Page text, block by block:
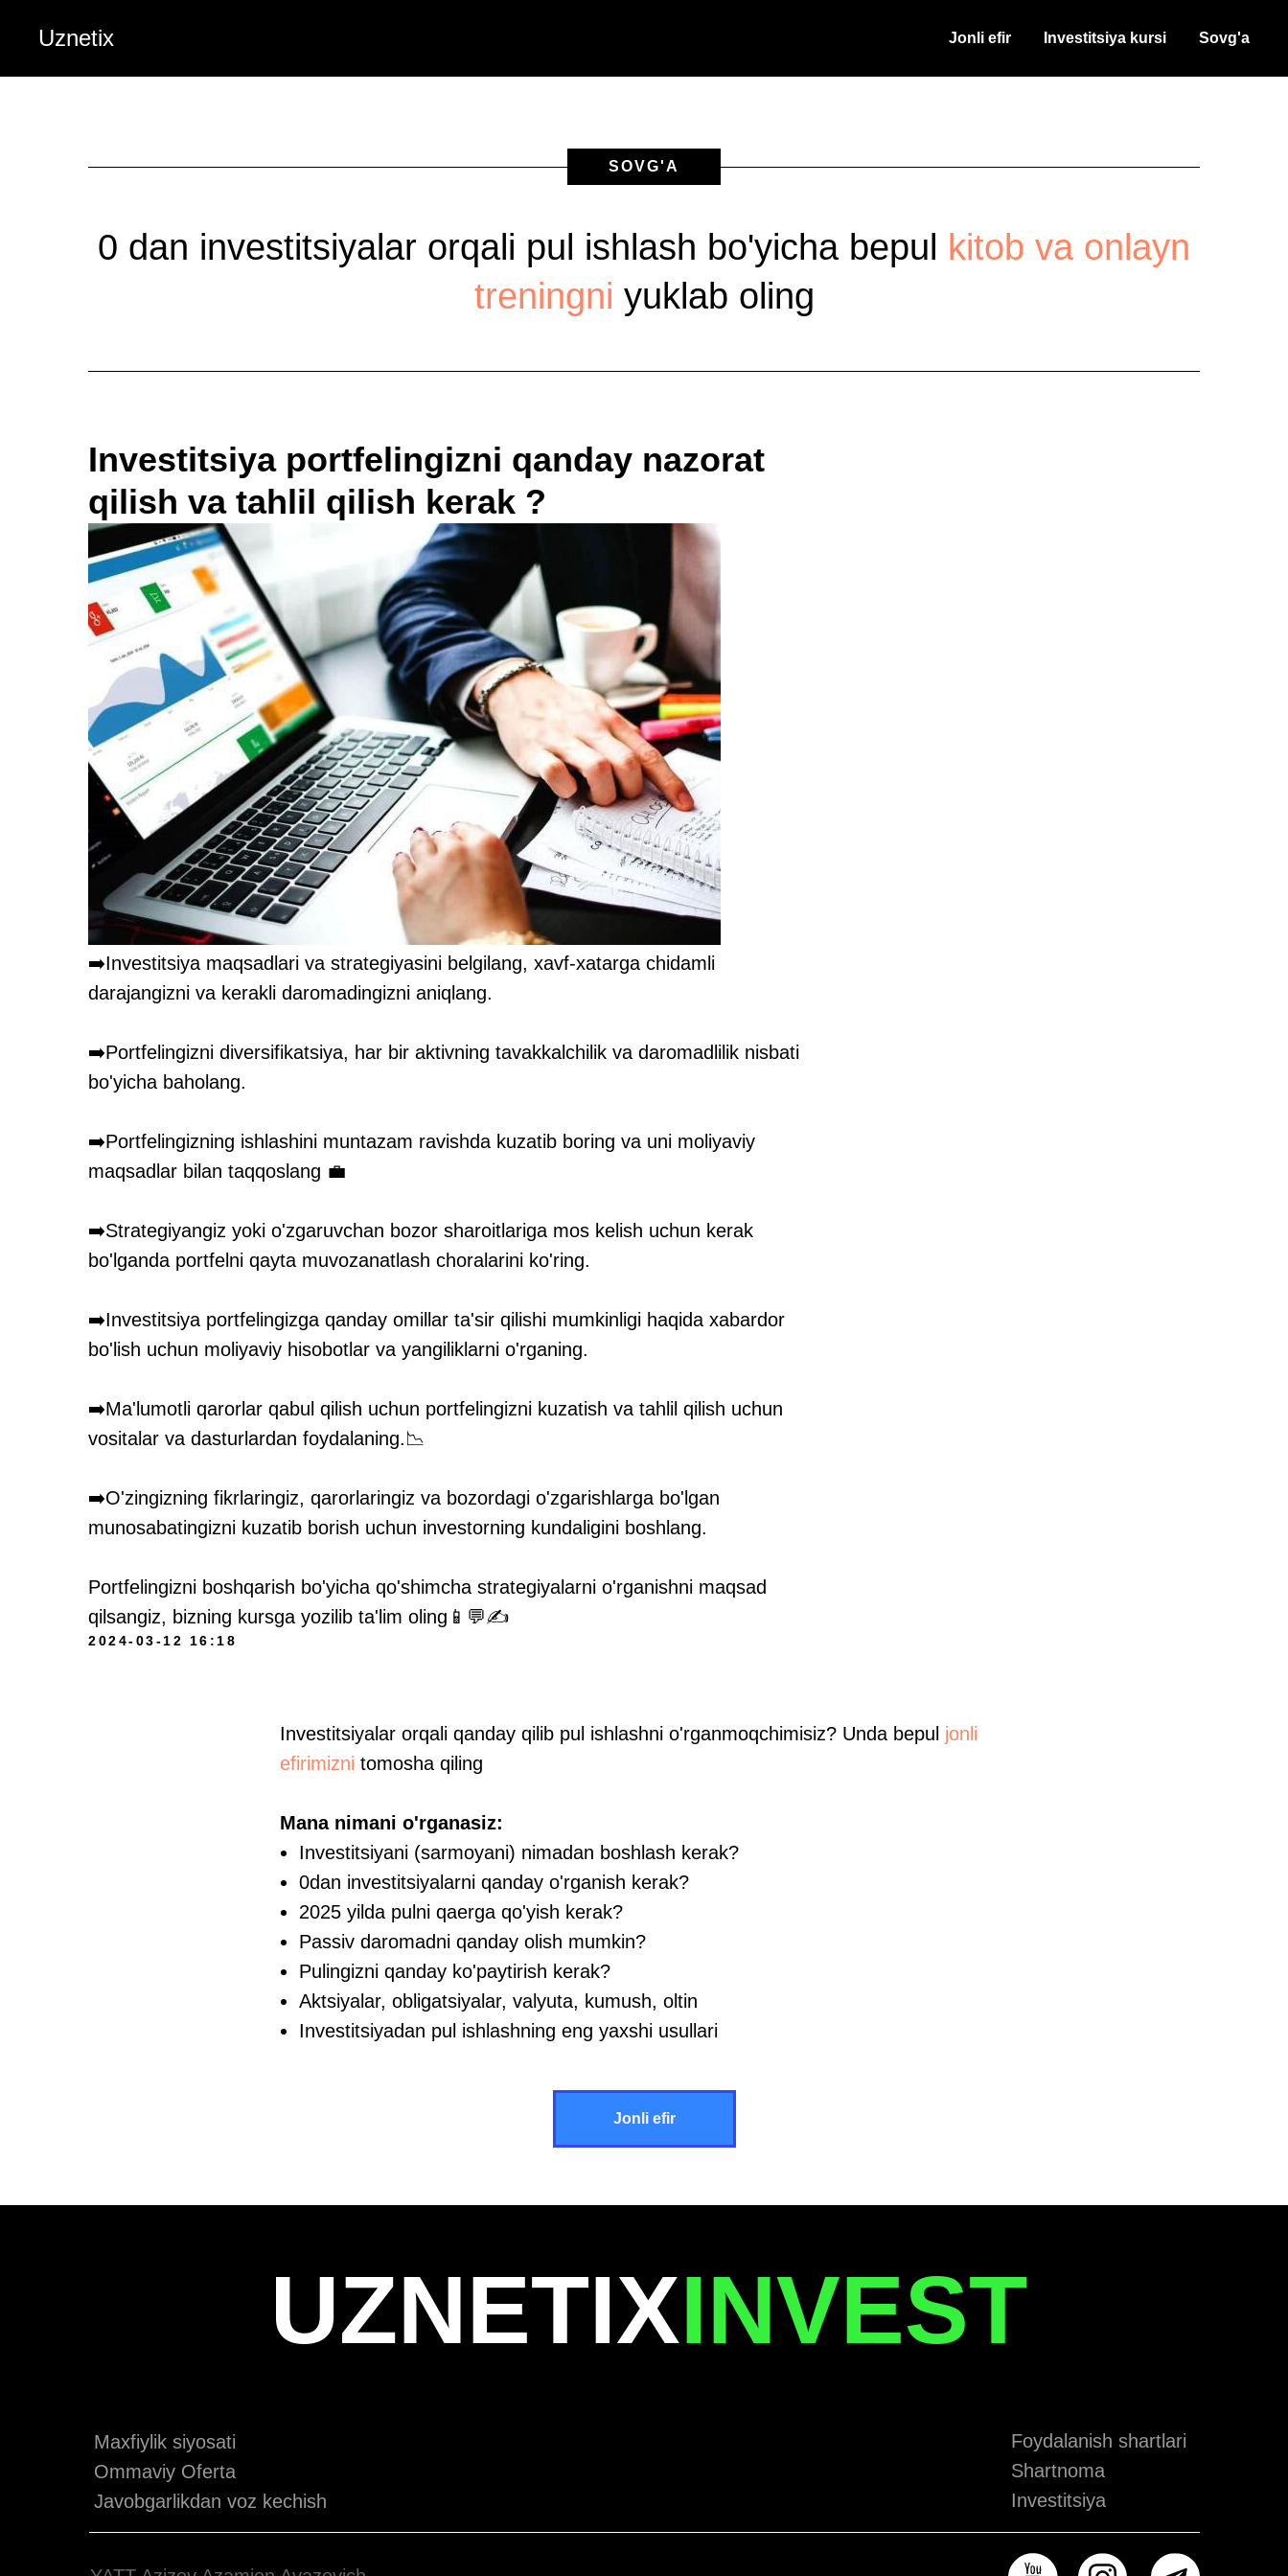
Uznetix Jonli efir Investitsiya kursi Sovg'a
SOVG'A
0 dan investitsiyalar orqali pul ishlash bo'yicha bepul
kitob va onlayn
treningni yuklab oling
Investitsiya portfelingizni qanday nazorat
qilish va tahlil qilish kerak ?
➡️Investitsiya maqsadlari va strategiyasini belgilang, xavf-xatarga chidamli
darajangizni va kerakli daromadingizni aniqlang.
➡️Portfelingizni diversifikatsiya, har bir aktivning tavakkalchilik va daromadlilik nisbati
bo'yicha baholang.
➡️Portfelingizning ishlashini muntazam ravishda kuzatib boring va uni moliyaviy
maqsadlar bilan taqqoslang 💼
➡️Strategiyangiz yoki o'zgaruvchan bozor sharoitlariga mos kelish uchun kerak
bo'lganda portfelni qayta muvozanatlash choralarini ko'ring.
➡️Investitsiya portfelingizga qanday omillar ta'sir qilishi mumkinligi haqida xabardor
bo'lish uchun moliyaviy hisobotlar va yangiliklarni o'rganing.
➡️Ma'lumotli qarorlar qabul qilish uchun portfelingizni kuzatish va tahlil qilish uchun
vositalar va dasturlardan foydalaning.📉
➡️O'zingizning fikrlaringiz, qarorlaringiz va bozordagi o'zgarishlarga bo'lgan
munosabatingizni kuzatib borish uchun investorning kundaligini boshlang.
Portfelingizni boshqarish bo'yicha qo'shimcha strategiyalarni o'rganishni maqsad
qilsangiz, bizning kursga yozilib ta'lim oling📱💬✍️
2024-03-12 16:18
Investitsiyalar orqali qanday qilib pul ishlashni o'rganmoqchimisiz? Unda bepul jonli
efirimizni tomosha qiling
Mana nimani o'rganasiz:
Investitsiyani (sarmoyani) nimadan boshlash kerak?
0dan investitsiyalarni qanday o'rganish kerak?
2025 yilda pulni qaerga qo'yish kerak?
Passiv daromadni qanday olish mumkin?
Pulingizni qanday ko'paytirish kerak?
Aktsiyalar, obligatsiyalar, valyuta, kumush, oltin
Investitsiyadan pul ishlashning eng yaxshi usullari
Jonli efir
Maxfiylik siyosati
Ommaviy Oferta
Foydalanish shartlari
Shartnoma
UZNETIXINVEST
Javobgarlikdan voz kechish Investitsiya